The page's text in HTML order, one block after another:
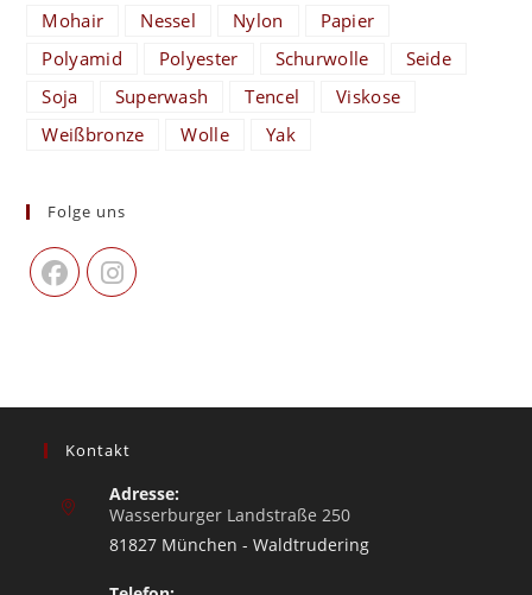
Mohair
Nessel Nylon
Papier
Polyamid
Polyester Schurwolle
Seide
Soja
Superwash Tencel
Viskose
Weißbronze
Wolle Yak
Folge uns
Kontakt
Adresse:
Wasserburger Landstraße 250
81827 München - Waldtrudering